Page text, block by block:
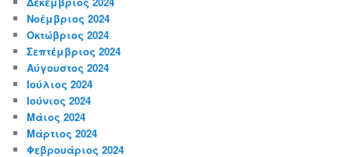
Νοέμβριος 2024
Οκτώβριος 2024
Σεπτέμβριος 2024
Αύγουστος 2024
Ιούλιος 2024
Ιούνιος 2024
Μάιος 2024
Μάρτιος 2024
Φεβρουάριος 2024